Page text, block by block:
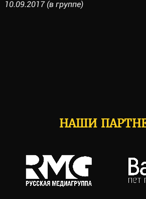
10.09.2017 (в группе)
НАШИ